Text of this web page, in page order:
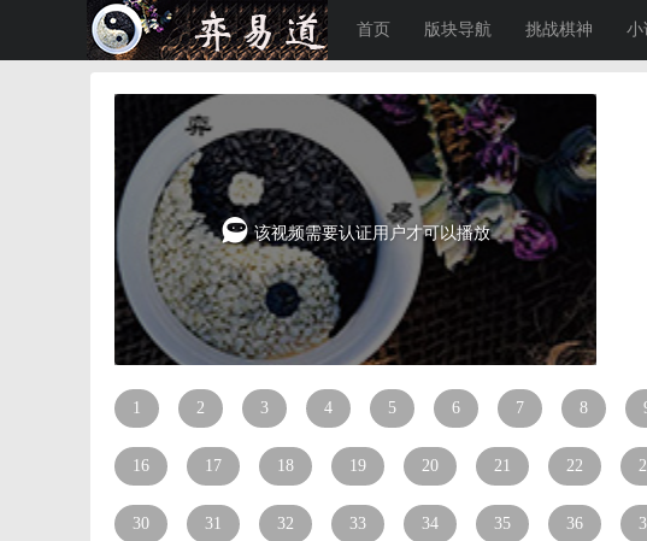
首页 版块导航 挑战棋神 小
该视频需要认证用户才可以播放
1 2 3 4 5 6 7 8
16 17 18 19 20 21 22
30 31 32 33 34 35 36